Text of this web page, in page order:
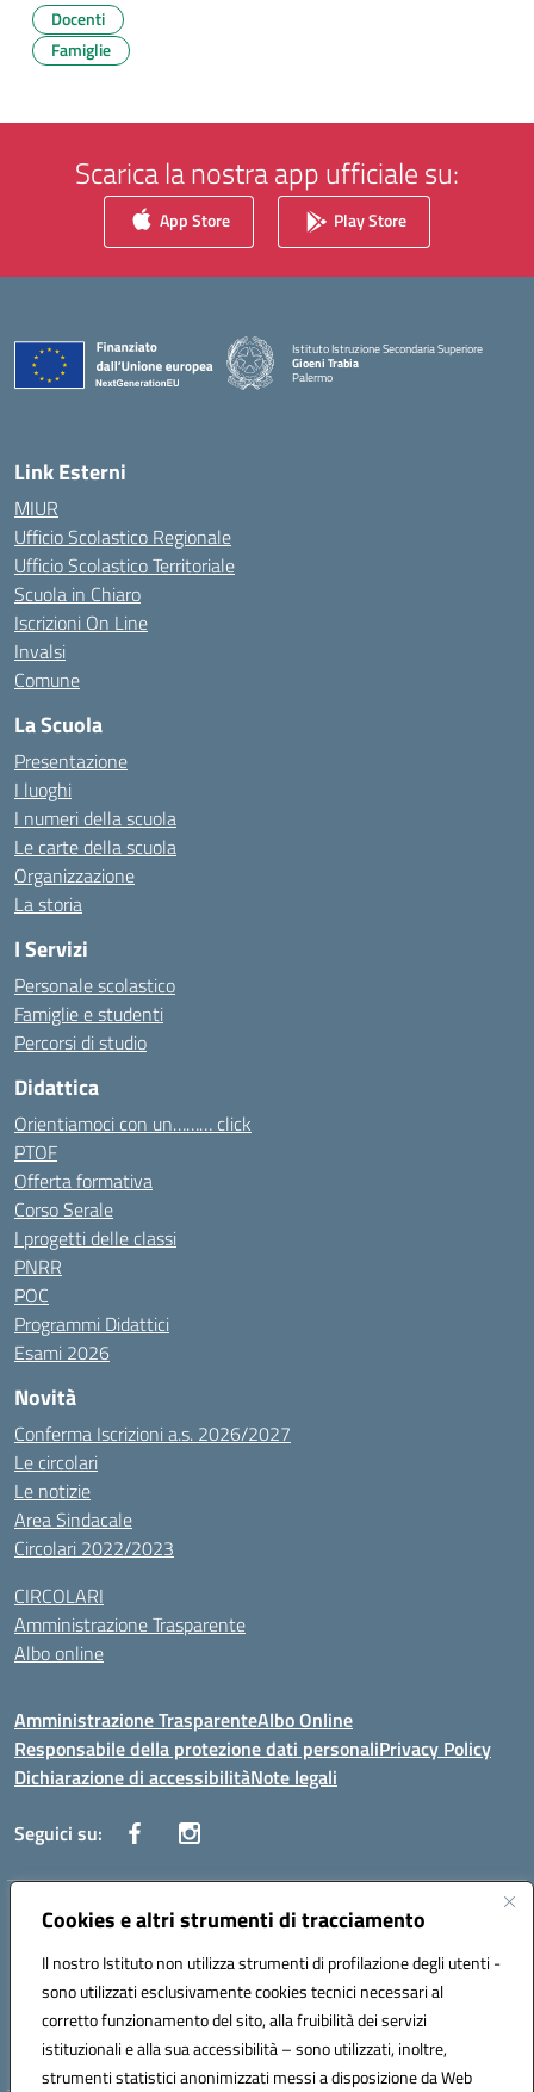
Cookies e altri strumenti di tracciamento
Il nostro Istituto non utilizza strumenti di profilazione degli utenti -
sono utilizzati esclusivamente cookies tecnici necessari al
corretto funzionamento del sito, alla fruibilità dei servizi
istituzionali e alla sua accessibilità – sono utilizzati, inoltre,
strumenti statistici anonimizzati messi a disposizione da Web
Docenti
Famiglie
Scarica la nostra app ufficiale su:
App Store Play Store
Istituto Istruzione Secondaria Superiore
Gioeni Trabia
Palermo
Link Esterni
MIUR
Ufficio Scolastico Regionale
Ufficio Scolastico Territoriale
Scuola in Chiaro
Iscrizioni On Line
Invalsi
Comune
La Scuola
Presentazione
I luoghi
I numeri della scuola
Le carte della scuola
Organizzazione
La storia
I Servizi
Personale scolastico
Famiglie e studenti
Percorsi di studio
Didattica
Orientiamoci con un……… click
PTOF
Offerta formativa
Corso Serale
I progetti delle classi
PNRR
POC
Programmi Didattici
Esami 2026
Novità
Conferma Iscrizioni a.s. 2026/2027
Le circolari
Le notizie
Area Sindacale
Circolari 2022/2023
CIRCOLARI
Amministrazione Trasparente
Albo online
Amministrazione TrasparenteAlbo Online
Responsabile della protezione dati personaliPrivacy Policy
Dichiarazione di accessibilitàNote legali
Seguici su:
Indirizzo:Corso Vittorio Emanuele, 27 90133 - Palermo
Posta elettronica certificata (PEC):pais03600r@pec.istruzione.it
Codice fiscale: 97308550827
Codice meccanografico: PAIS03600R